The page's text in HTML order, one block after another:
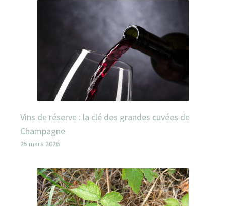
Vins de réserve : la clé des grandes cuvées de
Champagne
25 mars 2026